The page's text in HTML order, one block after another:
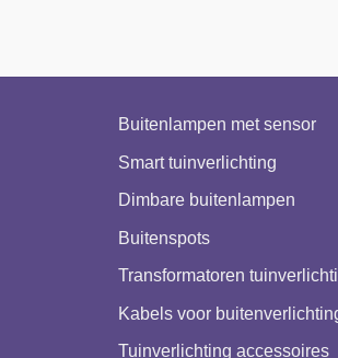
Buitenlampen met sensor
Smart tuinverlichting
Dimbare buitenlampen
Buitenspots
Transformatoren
Kabels voor
Tuinverlichting accessoires